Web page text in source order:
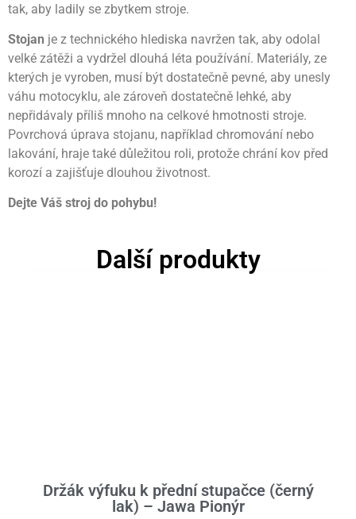
tak, aby ladily se zbytkem stroje.
Stojan je z technického hlediska navržen tak, aby odolal
velké zátěži a vydržel dlouhá léta používání. Materiály, ze
kterých je vyroben, musí být dostatečně pevné, aby unesly
váhu motocyklu, ale zároveň dostatečně lehké, aby
nepřidávaly příliš mnoho na celkové hmotnosti stroje.
Povrchová úprava stojanu, například chromování nebo
lakování, hraje také důležitou roli, protože chrání kov před
korozí a zajišťuje dlouhou životnost.
Dejte Váš stroj do pohybu!
Další produkty
Držák výfuku k přední stupačce (černý
lak) – Jawa Pionýr